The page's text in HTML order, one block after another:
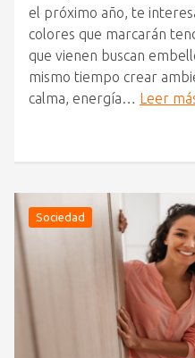
el próximo año, te
colores que marcarán
que vienen buscan
mismo tiempo crear
calma, energía… Leer
Sociedad